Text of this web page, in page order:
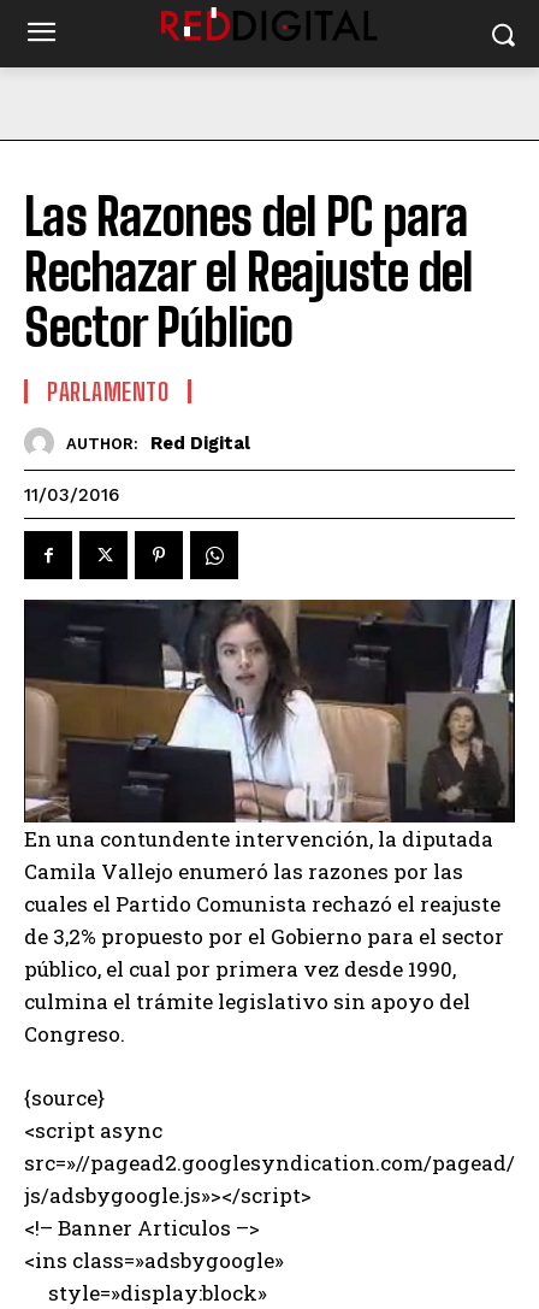
Las Razones del PC para
Rechazar el Reajuste del
Sector Público
PARLAMENTO
AUTHOR: Red Digital
11/03/2016
En una contundente intervención, la diputada
Camila Vallejo enumeró las razones por las
cuales el Partido Comunista rechazó el reajuste
de 3,2% propuesto por el Gobierno para el sector
público, el cual por primera vez desde 1990,
culmina el trámite legislativo sin apoyo del
Congreso.
{source}
<script async
src=»//pagead2.googlesyndication.com/pagead/
js/adsbygoogle.js»></script>
<!– Banner Articulos –>
<ins class=»adsbygoogle»
style=»display:block»